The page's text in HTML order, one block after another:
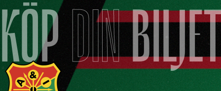
KÖPDIN